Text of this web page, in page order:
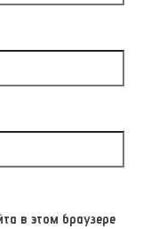
в этом браузере